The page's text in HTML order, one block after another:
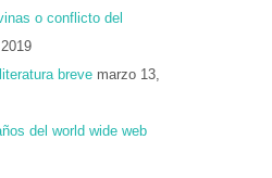
o conflicto del
breve marzo 13,
del world wide web